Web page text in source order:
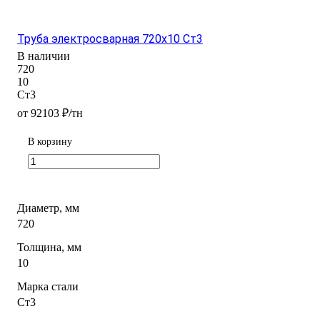
Труба электросварная 720х10 Ст3
В наличии
720
10
Ст3
от 92103 ₽/тн
В корзину
Диаметр, мм
720
Толщина, мм
10
Марка стали
Ст3